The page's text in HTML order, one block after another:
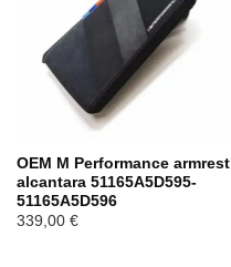
OEM M Performance armrest
alcantara 51165A5D595-
51165A5D596
339,00 €